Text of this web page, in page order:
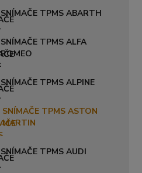
SNÍMAČE TPMS ABARTH
SNÍMAČE TPMS ALFA
ROMEO
SNÍMAČE TPMS ALPINE
SNÍMAČE TPMS ASTON
MARTIN
SNÍMAČE TPMS AUDI